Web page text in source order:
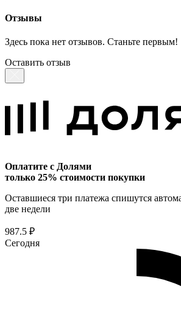
Отзывы
Здесь пока нет отзывов. Станьте первым!
Оставить отзыв
Оплатите с Долями
только 25% стоимости покупки
Оставшиеся три платежа спишутся
две недели
987.5 ₽
Сегодня